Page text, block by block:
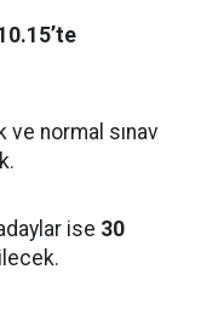
ve normal sınav
ise 30